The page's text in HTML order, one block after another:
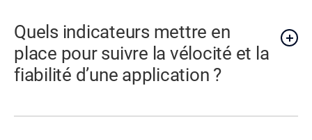
Quels indicateurs mettre en
place pour suivre la vélocité et la
fiabilité d’une application ?